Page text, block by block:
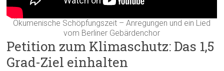
Ökumenische Schöpfungszeit – Anregungen und ein Lied
vom Berliner Gebärdenchor
Petition zum Klimaschutz: Das 1,5
Grad-Ziel einhalten